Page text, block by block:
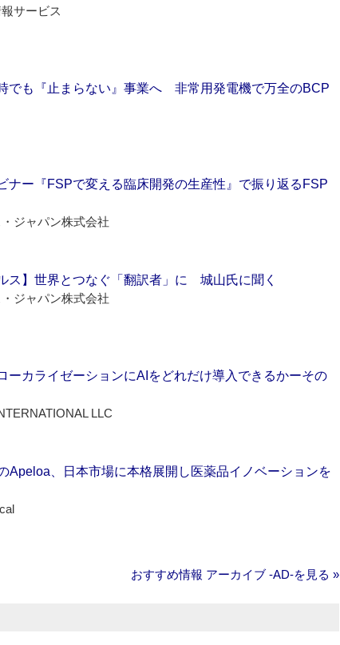
サービス
でも『止まらない』事業へ 非常用発電機で万全のBCP
ナー『FSPで変える臨床開発の生産性』で振り返るFSP
ジャパン株式会社
ス】世界とつなぐ「翻訳者」に 城山氏に聞く
ジャパン株式会社
ーカライゼーションにAIをどれだけ導入できるかーその
LLC
Apeloa、日本市場に本格展開し医薬品イノベーションを
おすすめ情報 アーカイブ ‐AD‐を見る »